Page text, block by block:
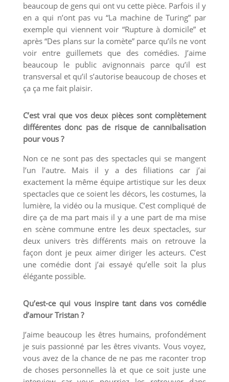
beaucoup de gens qui ont vu cette pièce. Parfois il y
en a qui n’ont pas vu “La machine de Turing” par
exemple qui viennent voir “Rupture à domicile” et
après “Des plans sur la comète” parce qu’ils ne vont
voir entre guillemets que des comédies. J’aime
beaucoup le public avignonnais parce qu’il est
transversal et qu’il s’autorise beaucoup de choses et
ça ça me fait plaisir.
C’est vrai que vos deux pièces sont complètement
différentes donc pas de risque de cannibalisation
pour vous ?
Non ce ne sont pas des spectacles qui se mangent
l’un l’autre. Mais il y a des filiations car j’ai
exactement la même équipe artistique sur les deux
spectacles que ce soient les décors, les costumes, la
lumière, la vidéo ou la musique. C’est compliqué de
dire ça de ma part mais il y a une part de ma mise
en scène commune entre les deux spectacles, sur
deux univers très différents mais on retrouve la
façon dont je peux aimer diriger les acteurs. C’est
une comédie dont j’ai essayé qu’elle soit la plus
élégante possible.
Qu’est-ce qui vous inspire tant dans vos comédie
d’amour Tristan ?
J’aime beaucoup les êtres humains, profondément
je suis passionné par les êtres vivants. Vous voyez,
vous avez de la chance de ne pas me raconter trop
de choses personnelles là et que ce soit juste une